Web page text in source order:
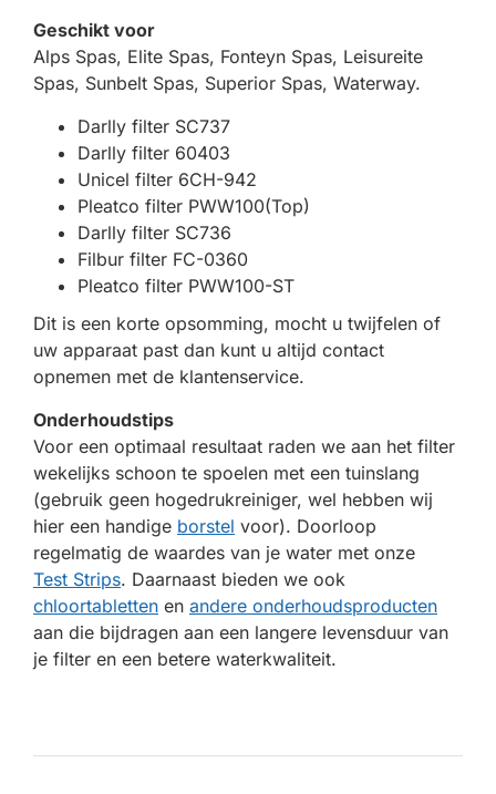
Geschikt voor
Alps Spas, Elite Spas, Fonteyn Spas, Leisureite
Spas, Sunbelt Spas, Superior Spas, Waterway.
Darlly filter SC737
Darlly filter 60403
Unicel filter 6CH-942
Pleatco filter PWW100(Top)
Darlly filter SC736
Filbur filter FC-0360
Pleatco filter PWW100-ST
Dit is een korte opsomming, mocht u twijfelen of
uw apparaat past dan kunt u altijd contact
opnemen met de klantenservice.
Onderhoudstips
Voor een optimaal resultaat raden we aan het filter
wekelijks schoon te spoelen met een tuinslang
(gebruik geen hogedrukreiniger, wel hebben wij
hier een handige borstel voor). Doorloop
regelmatig de waardes van je water met onze
Test Strips. Daarnaast bieden we ook
chloortabletten en andere onderhoudsproducten
aan die bijdragen aan een langere levensduur van
je filter en een betere waterkwaliteit.